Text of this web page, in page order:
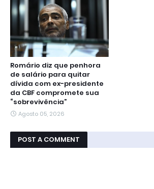
Romário diz que penhora
de salário para quitar
dívida com ex-presidente
da CBF compromete sua
“sobrevivência”
Agosto 05, 2026
POST A COMMENT